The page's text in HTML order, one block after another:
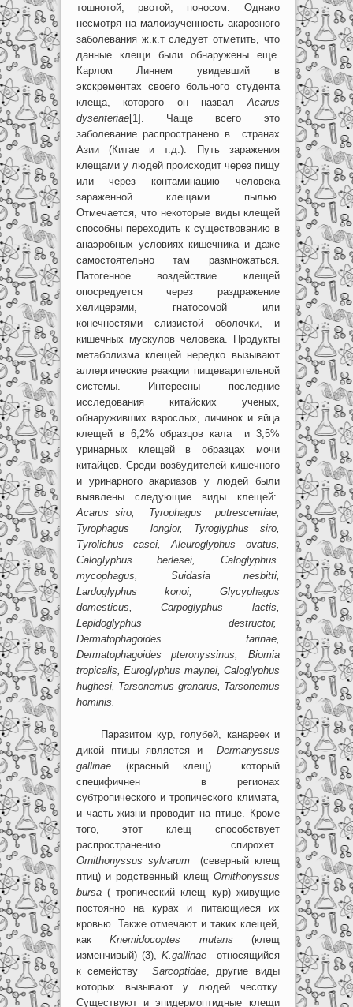
тошнотой, рвотой, поносом. Однако
несмотря на малоизученность акарозного
заболевания ж.к.т следует отметить, что
данные клещи были обнаружены еще
Карлом Линнем увидевший в
экскрементах своего больного студента
клеща, которого он назвалAcarus
dysenteriae[1]. Чаще всего это
заболевание распространено в странах
Азии (Китае и т.д.). Путь заражения
клещами у людей происходит через пищу
или через контаминацию человека
зараженной клещами пылью.
Отмечается, что некоторые виды клещей
способны переходить к существованию в
анаэробных условиях кишечника и даже
самостоятельно там размножаться.
Патогенное воздействие клещей
опосредуется через раздражение
хелицерами, гнатосомой или
конечностями слизистой оболочки, и
кишечных мускулов человека. Продукты
метаболизма клещей нередко вызывают
аллергические реакции пищеварительной
системы. Интересны последние
исследования китайских ученых,
обнаруживших взрослых, личинок и яйца
клещей в 6,2% образцов кала и 3,5%
уринарных клещей в образцах мочи
китайцев. Среди возбудителей кишечного
и уринарного акариазов у людей были
выявлены следующие виды клещей:
Acarus
siro, Tyrophagus putrescentiae,
Tyrophagus
longior, Tyroglyphus siro,
Туrоlichus casei,Aleuroglyphus ovatus,
Caloglyphus
berlesei, Caloglyphus
mycophagus, Suidasia nesbitti,
Lardoglyphus
konoi, Glycyphagus
domesticus,Carpoglyphus lactis,
Lepidoglyphus
destructor,
Dermatophagoides
farinae,
Dermatophagoides
pteronyssinus, Biomia
tropicalis,Euroglyphus maynei, Caloglyphus
hughesi, Tarsonemus granarus, Tarsonemus
hominis.
Паразитом кур, голубей, канареек и
дикой птицы является и Dermanyssus
gallinae(красный клещ) который
специфичнен в регионах
субтропического и тропического климата,
и часть жизни проводит на птице. Кроме
того, этот клещ способствует
распространению спирохет.
Ornithonyssus sylvarum(северный клещ
птиц) и родственный клещ Ornithonyssus
bursa( тропический клещ кур) живущие
постоянно на курах и питающиеся их
кровью. Также отмечают и таких клещей,
какKnemidocoptes mutans (клещ
изменчивый) (3),K.gallinae относящийся
к семейству Sarcoptidae, другие виды
которых вызывают у людей чесотку.
Существуют и эпидермоптидные клещи